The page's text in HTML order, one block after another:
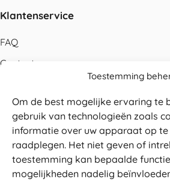
Toestemming
Om de best mogelijke ervaring te
gebruik van technologieën zoals
informatie over uw apparaat op
raadplegen. Het niet geven of
toestemming kan bepaalde
mogelijkheden nadelig
Klantenservice
FAQ
Contact
Betalen
Levering
Retouren
Service en garantie